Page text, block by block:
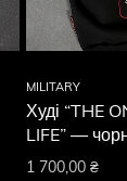
MILITARY
Худі “THE
LIFE” —
1 700,00₴